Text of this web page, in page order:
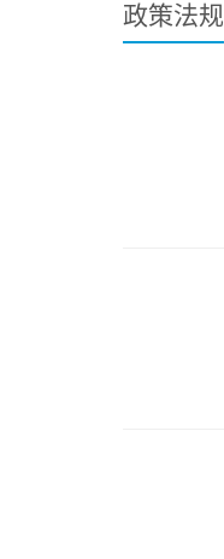
政策法规